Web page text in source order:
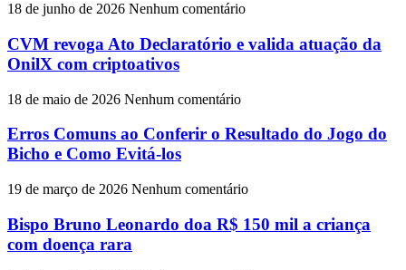
18 de junho de 2026 Nenhum comentário
CVM revoga Ato Declaratório e valida atuação da
OnilX com criptoativos
18 de maio de 2026 Nenhum comentário
Erros Comuns ao Conferir o Resultado do Jogo do
Bicho e Como Evitá-los
19 de março de 2026 Nenhum comentário
Bispo Bruno Leonardo doa R$ 150 mil a criança
com doença rara